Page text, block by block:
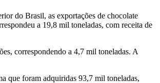
do Brasil, as exportações de chocolate
a 19,8 mil toneladas, com receita de
correspondendo a 4,7 mil toneladas. A
que foram adquiridas 93,7 mil toneladas,